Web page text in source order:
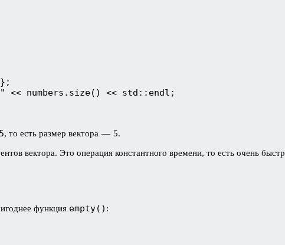
<< numbers.size() << std::endl;
, то есть размер вектора — 5.
вектора. Это операция константного времени, то есть очень
функция empty() :